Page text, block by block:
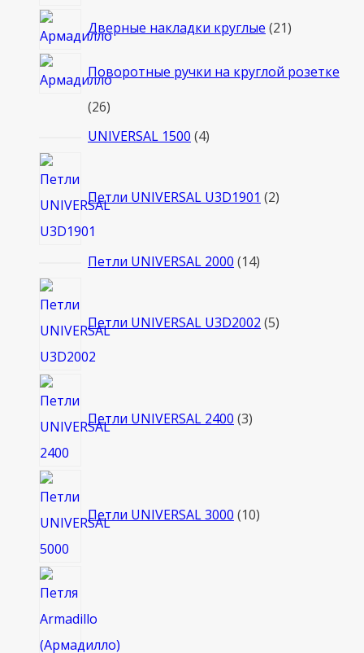
Дверные накладки круглые 2121
Поворотные ручки на круглой розетке
2626
товаров
UNIVERSAL 1500 44
Петли UNIVERSAL U3D1901 2товара
Петли UNIVERSAL 2000 1414
Петли UNIVERSAL U3D2002 5товаров
Петли UNIVERSAL 2400 3товара
Петли UNIVERSAL 3000 10товаров